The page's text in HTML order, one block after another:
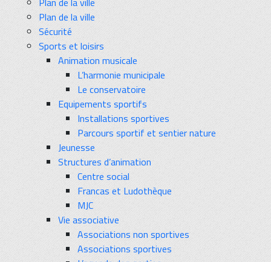
Plan de la ville
Sécurité
Sports et loisirs
Animation musicale
L’harmonie municipale
Le conservatoire
Equipements sportifs
Installations sportives
Parcours sportif et sentier nature
Jeunesse
Structures d’animation
Centre social
Francas et Ludothèque
MJC
Vie associative
Associations non sportives
Associations sportives